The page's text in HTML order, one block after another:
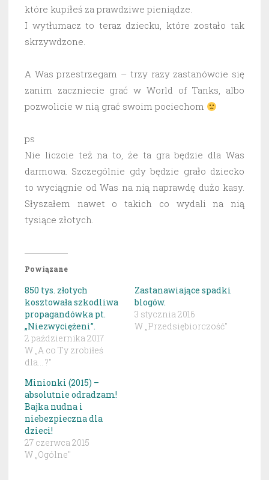
które kupiłeś za prawdziwe pieniądze.
I wytłumacz to teraz dziecku, które zostało tak
skrzywdzone.
A Was przestrzegam – trzy razy zastanówcie się
zanim zaczniecie grać w World of Tanks, albo
pozwolicie w nią grać swoim pociechom
ps
Nie liczcie też na to, że ta gra będzie dla Was
darmowa. Szczególnie gdy będzie grało dziecko
to wyciągnie od Was na nią naprawdę dużo kasy.
Słyszałem nawet o takich co wydali na nią
tysiące złotych.
Powiązane
850 tys. złotych
kosztowała szkodliwa
propagandówka pt.
„Niezwyciężeni”.
2 października 2017
W „A co Ty zrobiłeś
dla... ?"
Zastanawiające spadki
blogów.
3 stycznia 2016
W „Przedsiębiorczość"
Minionki (2015) –
absolutnie odradzam!
Bajka nudna i
niebezpieczna dla
dzieci!
27 czerwca 2015
W „Ogólne"